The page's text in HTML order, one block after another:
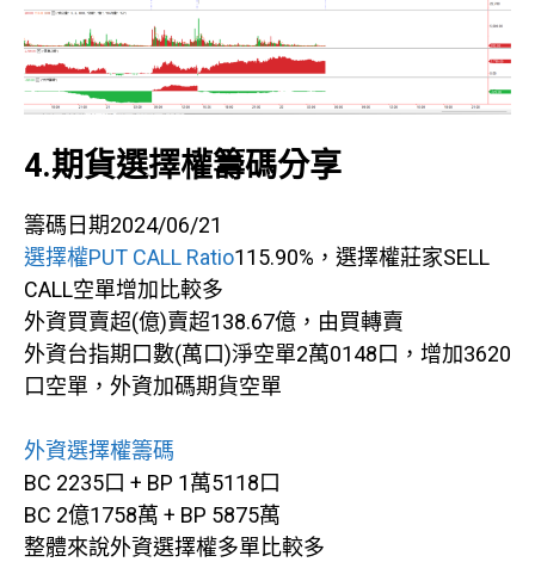
4.期貨選擇權籌碼分享
籌碼日期2024/06/21
選擇權PUT CALL Ratio115.90%，選擇權莊家SELL
CALL空單增加比較多
外資買賣超(億)賣超138.67億，由買轉賣
外資台指期口數(萬口)淨空單2萬0148口，增加3620
口空單，外資加碼期貨空單
外資選擇權籌碼
BC 2235口 + BP 1萬5118口
BC 2億1758萬 + BP 5875萬
整體來說外資選擇權多單比較多